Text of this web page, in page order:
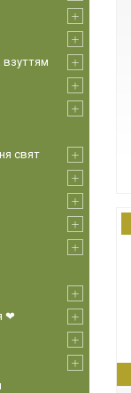
взуттям
свят
❤